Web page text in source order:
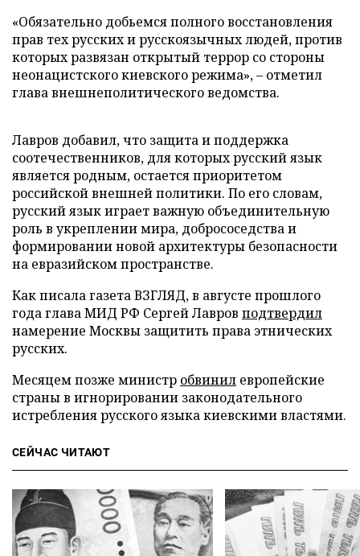
«Обязательно добьемся полного восстановления
прав тех русских и русскоязычных людей, против
которых развязан открытый террор со стороны
неонацистского киевского режима», – отметил
глава внешнеполитического ведомства.
Лавров добавил, что защита и поддержка
соотечественников, для которых русский язык
является родным, остается приоритетом
российской внешней политики. По его словам,
русский язык играет важную объединительную
роль в укреплении мира, добрососедства и
формировании новой архитектуры безопасности
на евразийском пространстве.
Как писала газета ВЗГЛЯД, в августе прошлого
года глава МИД РФ Сергей Лавров подтвердил
намерение Москвы защитить права этнических
русских.
Месяцем позже министр обвинил европейские
страны в игнорировании законодательного
истребления русского языка киевскими властями.
СЕЙЧАС ЧИТАЮТ